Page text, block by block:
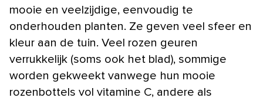
mooie en veelzijdige, eenvoudig te
onderhouden planten. Ze geven veel sfeer en
kleur aan de tuin. Veel rozen geuren
verrukkelijk (soms ook het blad), sommige
worden gekweekt vanwege hun mooie
rozenbottels vol vitamine C, andere als